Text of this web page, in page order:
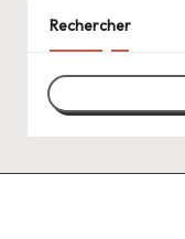
Rechercher